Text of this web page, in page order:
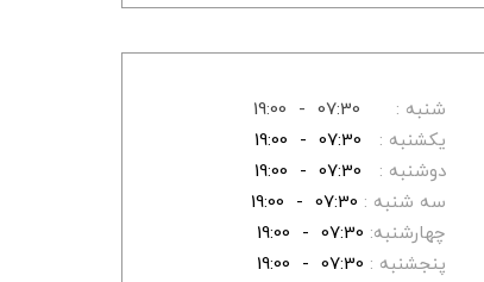
شنبه : 07:30 - 19:00
یکشنبه : 07:30 - 19:00
دوشنبه : 07:30 - 19:00
سه شنبه : 07:30 - 19:00
چهارشنبه: 07:30 - 19:00
پنجشنبه : 07:30 - 19:00